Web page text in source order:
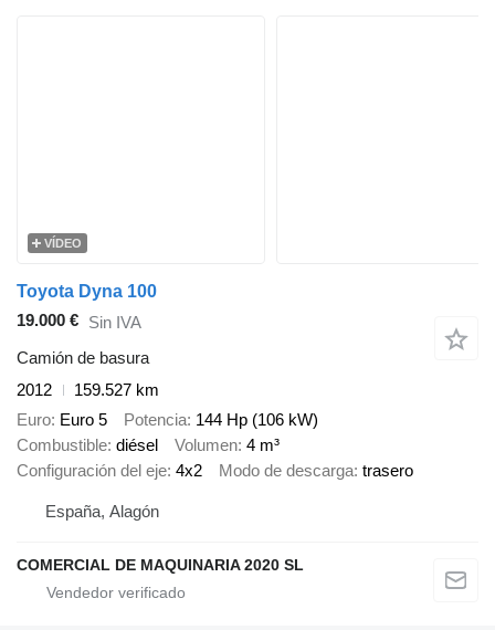
VÍDEO
Toyota Dyna 100
19.000 € Sin IVA
Camión de basura
2012
159.527 km
Euro Euro 5 Potencia 144 Hp (106 kW)
Combustible diésel Volumen 4 m³
Configuración del eje 4x2 Modo de descarga trasero
España, Alagón
COMERCIAL DE MAQUINARIA 2020 SL